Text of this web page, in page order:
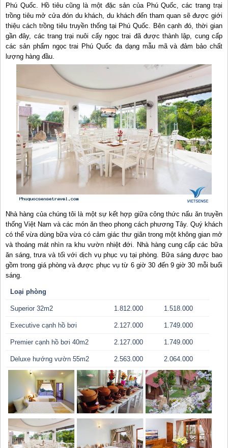
Phú Quốc. Hồ tiêu cũng là một đặc sản của Phú Quốc, các trang trại
trồng tiêu mở cửa đón du khách, du khách đến tham quan sẽ được giới
thiệu cách trồng tiêu truyền thống tại Phú Quốc. Bên cạnh đó, thời gian
gần đây, các trang trại nuôi cấy ngọc trai đã được thành lập, cung cấp
các sản phẩm ngọc trai Phú Quốc đa dạng mẫu mã và đảm bảo chất
lượng hàng đầu.
Nhà hàng của chúng tôi là một sự kết hợp giữa công thức nấu ăn truyền
thống Việt Nam và các món ăn theo phong cách phương Tây. Quý khách
có thể vừa dùng bữa vừa có cảm giác thư giãn trong một không gian mở
và thoáng mát nhìn ra khu vườn nhiệt đới. Nhà hàng cung cấp các bữa
ăn sáng, trưa và tối với dịch vụ phục vụ tại phòng. Bữa sáng được bao
gồm trong giá phòng và được phục vụ từ 6 giờ 30 đến 9 giờ 30 mỗi buổi
sáng.
Loại phòng
Superior 32m2 1.812.000 1.518.000
Executive cạnh hồ bơi 2.127.000 1.749.000
Premier cạnh hồ bơi 40m2 2.127.000 1.749.000
Deluxe hướng vườn 55m2 2.563.000 2.064.000